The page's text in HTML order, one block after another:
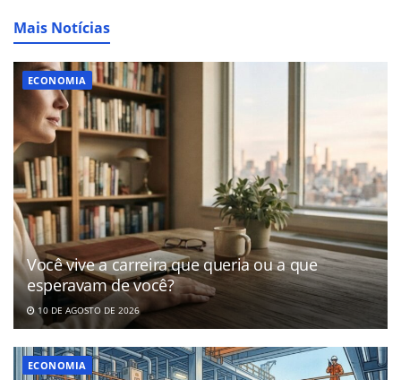
Mais Notícias
ECONOMIA
Você vive a carreira que queria ou a que
esperavam de você?
10 DE AGOSTO DE 2026
ECONOMIA